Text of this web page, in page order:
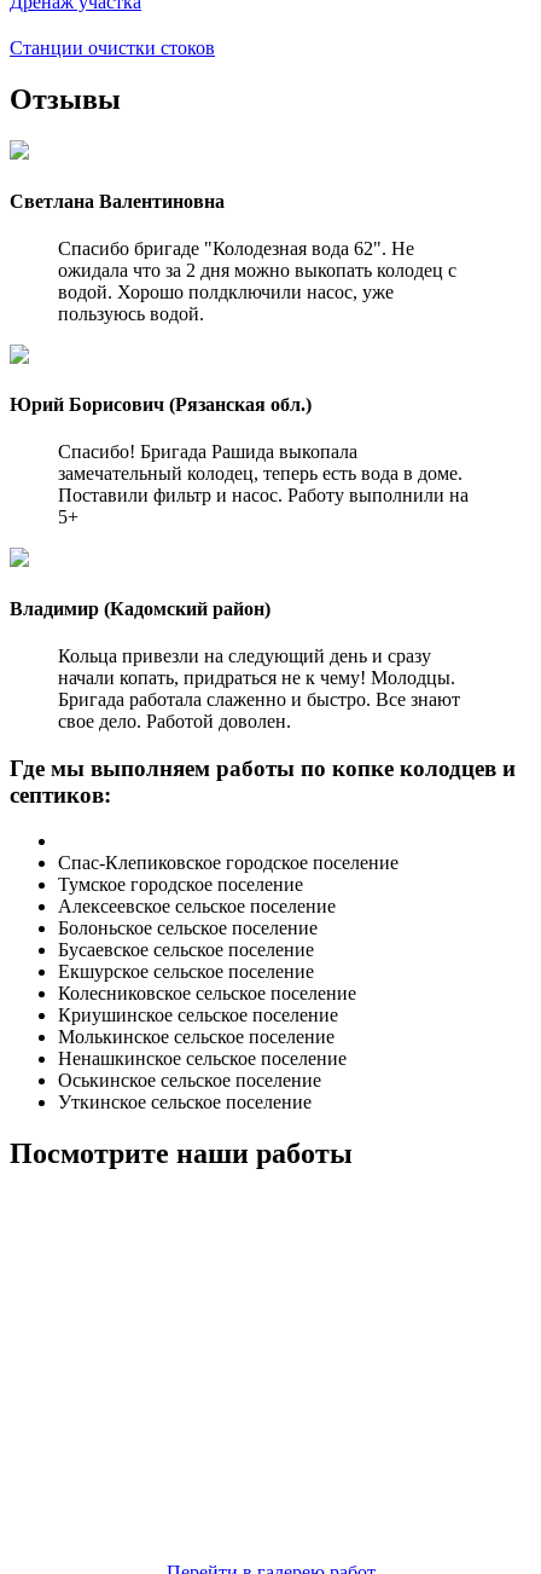
Станции очистки стоков
Отзывы
Светлана Валентиновна
Спасибо бригаде "Колодезная вода 62". Не
ожидала что за 2 дня можно выкопать колодец с
водой. Хорошо полдключили насос, уже
пользуюсь водой.
Юрий Борисович (Рязанская обл.)
Спасибо! Бригада Рашида выкопала
замечательный колодец, теперь есть вода в доме.
Поставили фильтр и насос. Работу выполнили на
5+
Владимир (Кадомский район)
Кольца привезли на следующий день и сразу
начали копать, придраться не к чему! Молодцы.
Бригада работала слаженно и быстро. Все знают
свое дело. Работой доволен.
Где мы выполняем работы по копке колодцев и
септиков:
Спас-Клепиковское городское поселение
Тумское городское поселение
Алексеевское сельское поселение
Болоньское сельское поселение
Бусаевское сельское поселение
Екшурское сельское поселение
Колесниковское сельское поселение
Криушинское сельское поселение
Молькинское сельское поселение
Ненашкинское сельское поселение
Оськинское сельское поселение
Уткинское сельское поселение
Посмотрите наши работы